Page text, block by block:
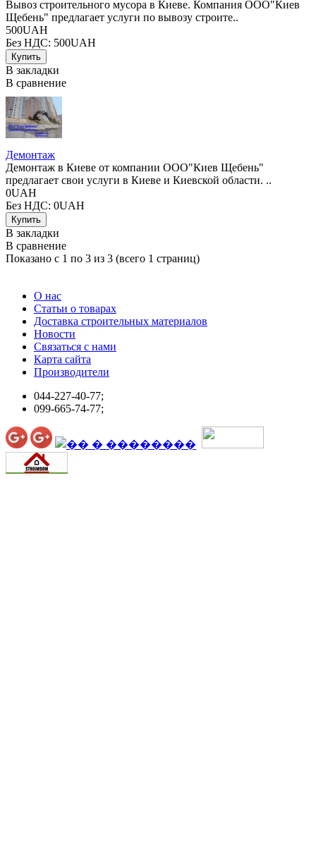
Вывоз строительного мусора в Киеве. Компания ООО"Киев
Щебень" предлагает услуги по вывозу строите..
500UAH
Без НДС: 500UAH
В закладки
В сравнение
Демонтаж
Демонтаж в Киеве от компании ООО"Киев Щебень"
предлагает свои услуги в Киеве и Киевской области. ..
0UAH
Без НДС: 0UAH
В закладки
В сравнение
Показано с 1 по 3 из 3 (всего 1 страниц)
О нас
Статьи о товарах
Доставка строительных материалов
Новости
Связаться с нами
Карта сайта
Производители
044-227-40-77;
099-665-74-77;